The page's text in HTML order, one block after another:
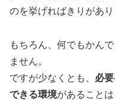
のを挙げればきりがあり
もちろん、何でもかん
ません。
ですが少なくとも、 必
できる環境があること